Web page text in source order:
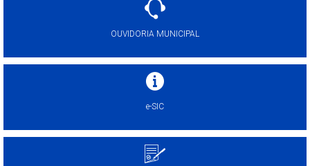
OUVIDORIA MUNICIPAL
e-SIC